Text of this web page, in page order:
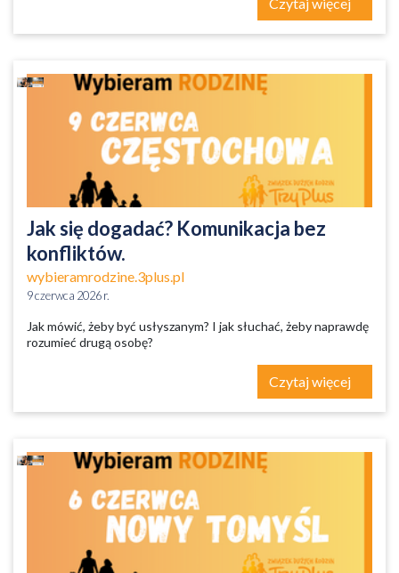
Jak się dogadać? Komunikacja bez
konfliktów.
wybieramrodzine.3plus.pl
9 czerwca 2026 r.
Jak mówić, żeby być usłyszanym? I jak słuchać, żeby naprawdę
rozumieć drugą osobę?
Czytaj więcej